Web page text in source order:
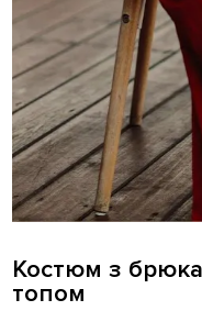
Костюм з
топом